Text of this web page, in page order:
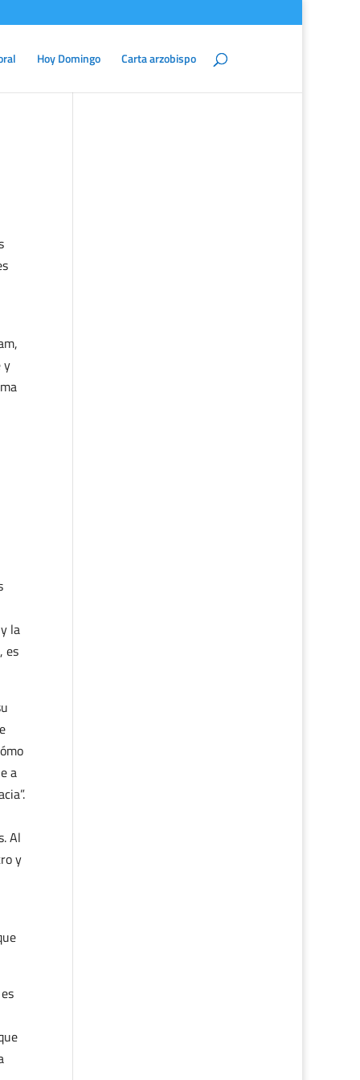
Hoy Domingo Carta arzobispo
y
la
es
a
Al
y